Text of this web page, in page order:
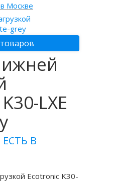
Москве
grey
LXE
ЕСТЬ В